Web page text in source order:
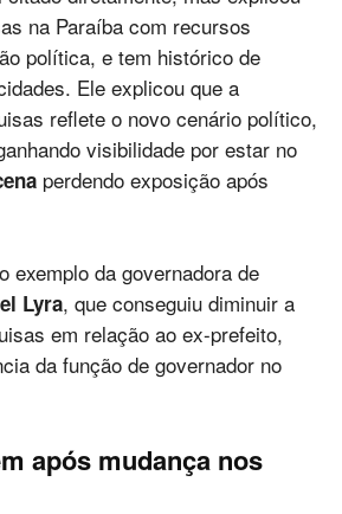
na Paraíba com recursos
política, e tem histórico de
Ele explicou que a
reflete o novo cenário político,
visibilidade por estar no
perdendo exposição após
exemplo da governadora de
Lyra, que conseguiu diminuir a
em relação ao ex-prefeito,
da função de governador no
após mudança nos